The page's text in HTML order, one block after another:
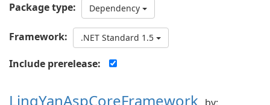
Package type: Dependency
Framework: .NET Standard 1.5
Include prerelease:
LingYanAspCoreFramework